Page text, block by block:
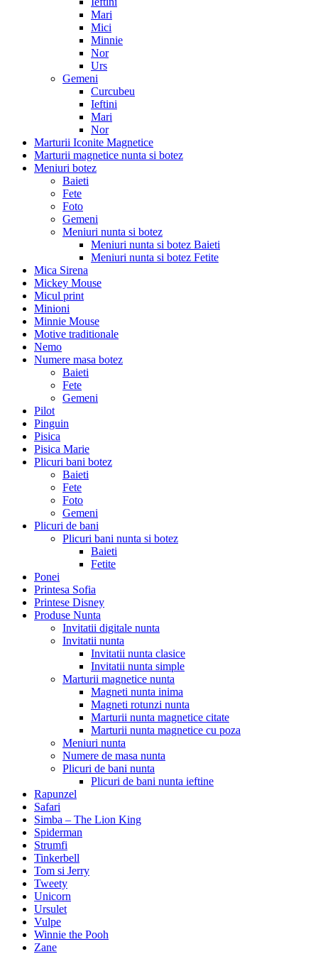
Mari
Mici
Minnie
Nor
Urs
Gemeni
Curcubeu
Ieftini
Mari
Nor
Marturii Iconite Magnetice
Marturii magnetice nunta si botez
Meniuri botez
Baieti
Fete
Foto
Gemeni
Meniuri nunta si botez
Meniuri nunta si botez Baieti
Meniuri nunta si botez Fetite
Mica Sirena
Mickey Mouse
Micul print
Minioni
Minnie Mouse
Motive traditionale
Nemo
Numere masa botez
Baieti
Fete
Gemeni
Pilot
Pinguin
Pisica
Pisica Marie
Plicuri bani botez
Baieti
Fete
Foto
Gemeni
Plicuri de bani
Plicuri bani nunta si botez
Baieti
Fetite
Ponei
Printesa Sofia
Printese Disney
Produse Nunta
Invitatii digitale nunta
Invitatii nunta
Invitatii nunta clasice
Invitatii nunta simple
Marturii magnetice nunta
Magneti nunta inima
Magneti rotunzi nunta
Marturii nunta magnetice citate
Marturii nunta magnetice cu poza
Meniuri nunta
Numere de masa nunta
Plicuri de bani nunta
Plicuri de bani nunta ieftine
Rapunzel
Safari
Simba – The Lion King
Spiderman
Strumfi
Tinkerbell
Tom si Jerry
Tweety
Unicorn
Ursulet
Vulpe
Winnie the Pooh
Zane